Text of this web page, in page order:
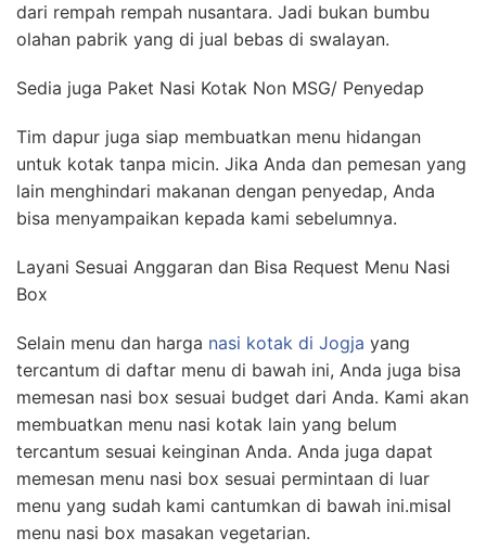
dari rempah rempah nusantara. Jadi bukan bumbu
olahan pabrik yang di jual bebas di swalayan.
Sedia juga Paket Nasi Kotak Non MSG/ Penyedap
Tim dapur juga siap membuatkan menu hidangan
untuk kotak tanpa micin. Jika Anda dan pemesan yang
lain menghindari makanan dengan penyedap, Anda
bisa menyampaikan kepada kami sebelumnya.
Layani Sesuai Anggaran dan Bisa Request Menu Nasi
Box
Selain menu dan harga nasi kotak di Jogja yang
tercantum di daftar menu di bawah ini, Anda juga bisa
memesan nasi box sesuai budget dari Anda. Kami akan
membuatkan menu nasi kotak lain yang belum
tercantum sesuai keinginan Anda. Anda juga dapat
memesan menu nasi box sesuai permintaan di luar
menu yang sudah kami cantumkan di bawah ini.misal
menu nasi box masakan vegetarian.